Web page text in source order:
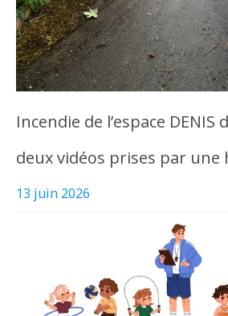
Incendie de l’espace DENIS
deux vidéos prises par
13 juin 2026